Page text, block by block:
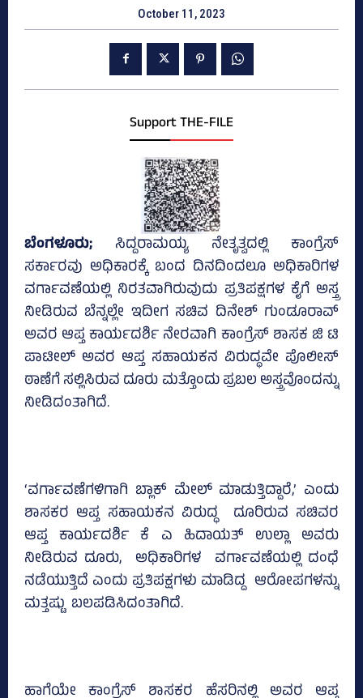
October 11, 2023
Support THE-FILE
ಬೆಂಗಳೂರು; ಸಿದ್ದರಾಮಯ್ಯ ನೇತೃತ್ವದಲ್ಲಿ ಕಾಂಗ್ರೆಸ್‌
ಸರ್ಕಾರವು ಅಧಿಕಾರಕ್ಕೆ ಬಂದ ದಿನದಿಂದಲೂ ಅಧಿಕಾರಿಗಳ
ವರ್ಗಾವಣೆಯಲ್ಲಿ ನಿರತವಾಗಿರುವುದು ಪ್ರತಿಪಕ್ಷಗಳ ಕೈಗೆ ಅಸ್ತ್ರ
ನೀಡಿರುವ ಬೆನ್ನಲ್ಲೇ ಇದೀಗ ಸಚಿವ ದಿನೇಶ್‌ ಗುಂಡೂರಾವ್‌
ಅವರ ಆಪ್ತ ಕಾರ್ಯದರ್ಶಿ ನೇರವಾಗಿ ಕಾಂಗ್ರೆಸ್‌ ಶಾಸಕ ಜಿ ಟಿ
ಪಾಟೀಲ್‌ ಅವರ ಆಪ್ತ ಸಹಾಯಕನ ವಿರುದ್ಧವೇ ಪೊಲೀಸ್‌
ಠಾಣೆಗೆ ಸಲ್ಲಿಸಿರುವ ದೂರು ಮತ್ತೊಂದು ಪ್ರಬಲ ಅಸ್ತ್ರವೊಂದನ್ನು
ನೀಡಿದಂತಾಗಿದೆ.
‘ವರ್ಗಾವಣೆಗಳಿಗಾಗಿ ಬ್ಲಾಕ್ ಮೇಲ್ ಮಾಡುತ್ತಿದ್ದಾರೆ,’ ಎಂದು
ಶಾಸಕರ ಆಪ್ತ ಸಹಾಯಕನ ವಿರುದ್ಧ ದೂರಿರುವ ಸಚಿವರ
ಆಪ್ತ ಕಾರ್ಯದರ್ಶಿ ಕೆ ಎ ಹಿದಾಯತ್‌ ಉಲ್ಲಾ ಅವರು
ನೀಡಿರುವ ದೂರು, ಅಧಿಕಾರಿಗಳ ವರ್ಗಾವಣೆಯಲ್ಲಿ ದಂಧೆ
ನಡೆಯುತ್ತಿದೆ ಎಂದು ಪ್ರತಿಪಕ್ಷಗಳು ಮಾಡಿದ್ದ ಆರೋಪಗಳನ್ನು
ಮತ್ತಷ್ಟು ಬಲಪಡಿಸಿದಂತಾಗಿದೆ.
ಹಾಗೆಯೇ ಕಾಂಗ್ರೆಸ್‌ ಶಾಸಕರ ಹೆಸರಿನಲ್ಲಿ ಅವರ ಆಪ್ತ